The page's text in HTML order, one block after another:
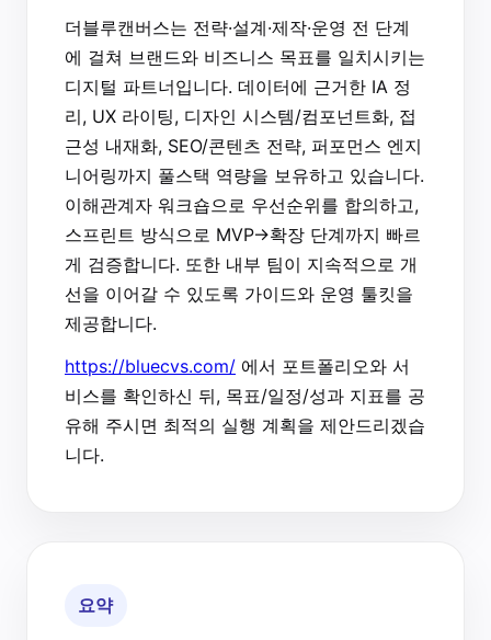
더블루캔버스는 전략·설계·제작·운영 전 단계
에 걸쳐 브랜드와 비즈니스 목표를 일치시키는
디지털 파트너입니다. 데이터에 근거한 IA 정
리, UX 라이팅, 디자인 시스템/컴포넌트화, 접
근성 내재화, SEO/콘텐츠 전략, 퍼포먼스 엔지
니어링까지 풀스택 역량을 보유하고 있습니다.
이해관계자 워크숍으로 우선순위를 합의하고,
스프린트 방식으로 MVP→확장 단계까지 빠르
게 검증합니다. 또한 내부 팀이 지속적으로 개
선을 이어갈 수 있도록 가이드와 운영 툴킷을
제공합니다.
https://bluecvs.com/ 에서 포트폴리오와 서
비스를 확인하신 뒤, 목표/일정/성과 지표를 공
유해 주시면 최적의 실행 계획을 제안드리겠습
니다.
요약